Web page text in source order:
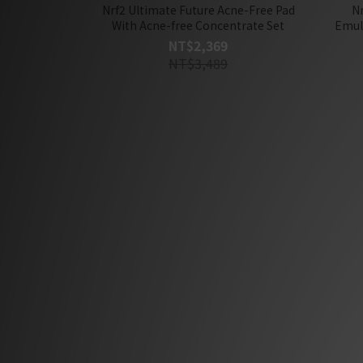
Nrf2 Ultimate Future Acne-Free Pad
With Acne-free Concentrate Set
NT$2,369